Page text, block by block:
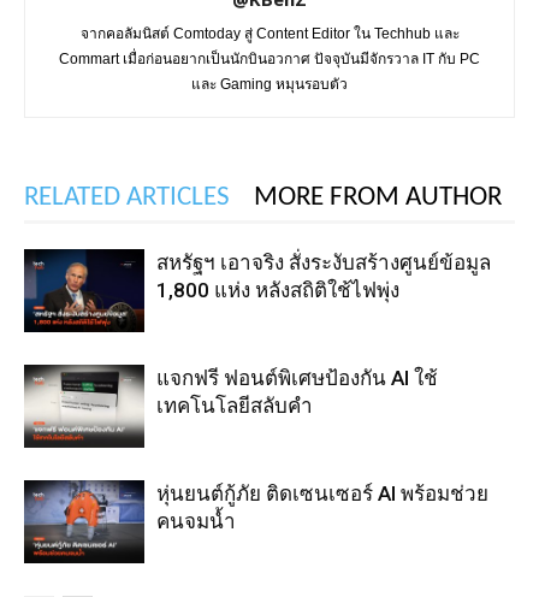
จากคอลัมนิสต์ Comtoday สู่ Content Editor ใน Techhub และ
Commart เมื่อก่อนอยากเป็นนักบินอวกาศ ปัจจุบันมีจักรวาล IT กับ PC
และ Gaming หมุนรอบตัว
RELATED ARTICLES MORE FROM AUTHOR
สหรัฐฯ เอาจริง สั่งระงับสร้างศูนย์ข้อมูล
1,800 แห่ง หลังสถิติใช้ไฟพุ่ง
แจกฟรี ฟอนต์พิเศษป้องกัน AI ใช้
เทคโนโลยีสลับคำ
หุ่นยนต์กู้ภัย ติดเซนเซอร์ AI พร้อมช่วย
คนจมน้ำ